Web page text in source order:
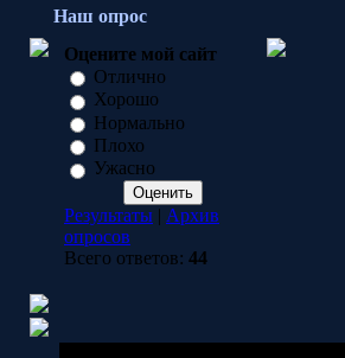
Наш опрос
Оцените мой сайт
Отлично
Хорошо
Нормально
Плохо
Ужасно
Результаты | Архив
опросов
Всего ответов: 44